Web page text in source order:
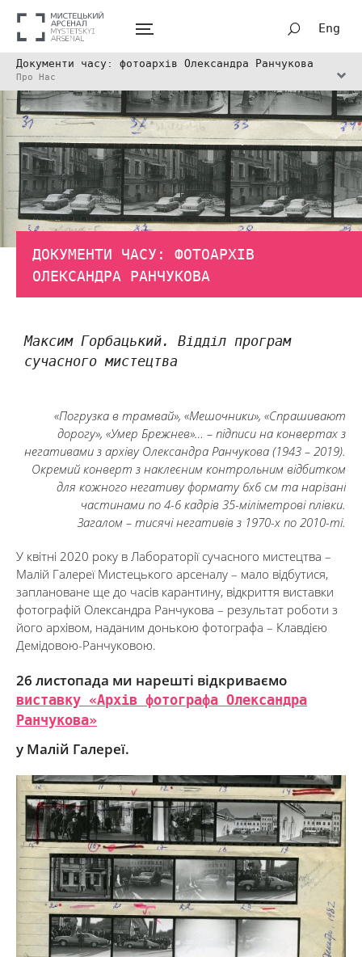
Eng
Документи часу: фотоархів Олександра Ранчукова
Про Нас
ДОКУМЕНТИ ЧАСУ: ФОТОАРХІВ
ОЛЕКСАНДРА РАНЧУКОВА
Максим Горбацький. Відділ програм
сучасного мистецтва
«Погрузка в трамвай», «Мешочники», «Спрашивают
дорогу», «Умер Брежнев»… – підписи на конвертах з
негативами з архіву Олександра Ранчукова (1943 – 2019).
Окремий конверт з наклеєним контрольним відбитком
для кожного негативу формату 6х6 см та нарізані
частинами по 4-6 кадрів 35-міліметрові плівки.
Загалом – тисячі негативів з 1970-х по 2010-ті.
У квітні 2020 року в Лабораторії сучасного мистецтва –
Малій Галереї Мистецького арсеналу – мало відбутися,
заплановане ще до часів карантину, відкриття виставки
фотографій Олександра Ранчукова – результат роботи з
його архівом, наданим донькою фотографа – Клавдією
Демідовою-Ранчуковою.
26 листопада ми нарешті відкриваємо
виставку «Архів фотографа Олександра
Ранчукова»
у Малій Галереї.